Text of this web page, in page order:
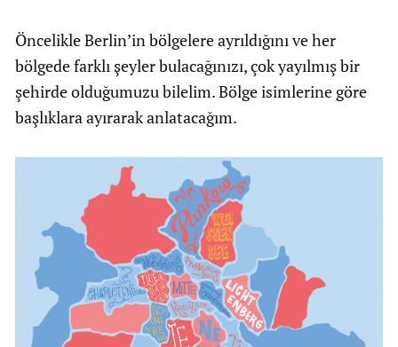
Öncelikle Berlin’in bölgelere ayrıldığını ve her
bölgede farklı şeyler bulacağınızı, çok yayılmış bir
şehirde olduğumuzu bilelim. Bölge isimlerine göre
başlıklara ayırarak anlatacağım.